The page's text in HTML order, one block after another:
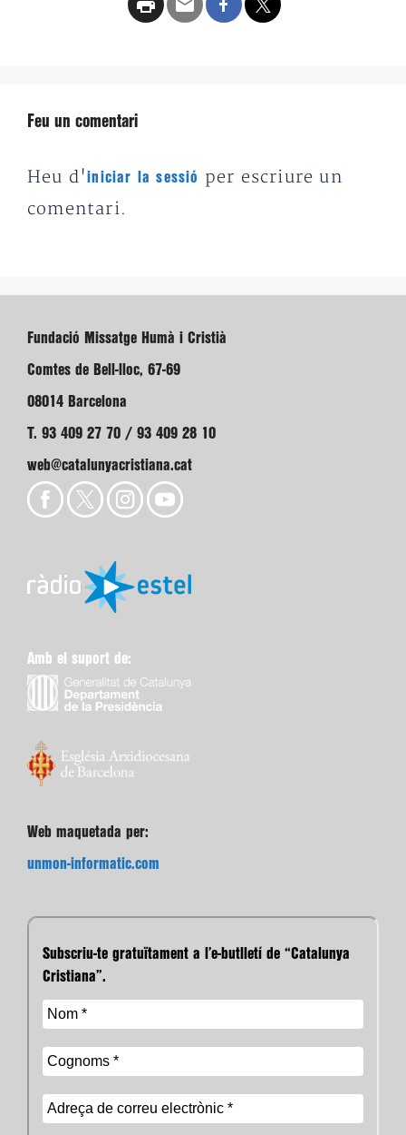
Feu un comentari
Heu d'iniciar la sessió
per escriure un
comentari.
Fundació Missatge Humà i Cristià
Comtes de Bell-lloc, 67-69
08014 Barcelona
T. 93 409 27 70 / 93 409 28 10
web@catalunyacristiana.cat
Amb el suport de:
Web maquetada per:
unmon-informatic.com
Subscriu-te gratuïtament a l’e-butlletí de “Catalunya
Cristiana”.